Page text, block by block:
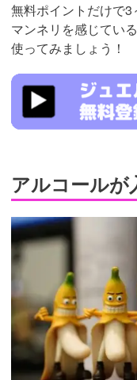
無料ポイントだけで
マンネリを感じてい
使ってみましょう！
https://www.j-
live.tv/LiveChat/acs.php?
アルコールが